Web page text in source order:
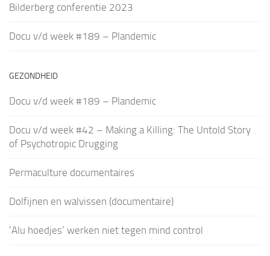
Bilderberg conferentie 2023
Docu v/d week #189 – Plandemic
GEZONDHEID
Docu v/d week #189 – Plandemic
Docu v/d week #42 – Making a Killing: The Untold Story
of Psychotropic Drugging
Permaculture documentaires
Dolfijnen en walvissen (documentaire)
‘Alu hoedjes’ werken niet tegen mind control